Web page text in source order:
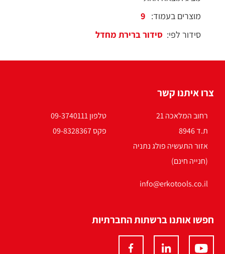
מוצרים בעמוד:
סידור לפי:
צרו איתנו קשר
רחוב המלאכה 21
ת.ד 8946
אזור התעשיה פולג נתניה
(חנייה חינם)
טלפון 09-3740111
פקס 09-8328367
info@erkotools.co.il
חפשו אותנו ברשתות החברתיות